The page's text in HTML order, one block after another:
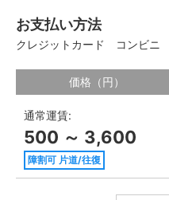
お支払い方法
クレジットカード コンビニ
価格（円）
通常運賃:
500 ～ 3,600
障割可 片道/往復